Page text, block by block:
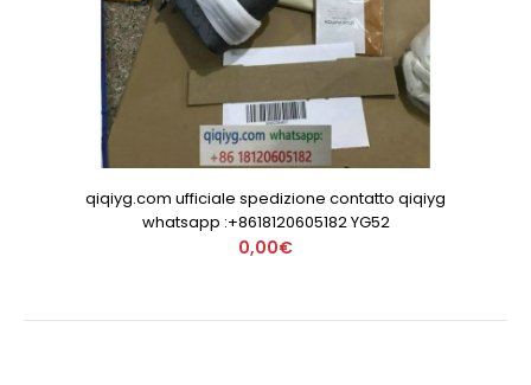
qiqiyg.com ufficiale spedizione contatto qiqiyg
whatsapp :+8618120605182 YG52
0,00€